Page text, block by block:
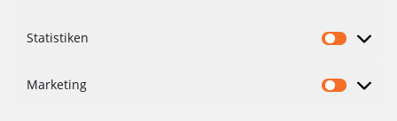
Statistiken
Marketing